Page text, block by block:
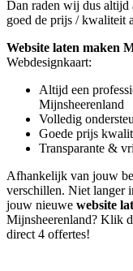
Dan raden wij dus altijd
goed de prijs / kwaliteit
Website laten maken
Webdesignkaart:
Altijd een
Mijnsheerenland
Volledig
Goede prijs
Transparante &
Afhankelijk van jouw
verschillen. Niet langer
jouw nieuwe website
Mijnsheerenland? Klik
direct 4 offertes!